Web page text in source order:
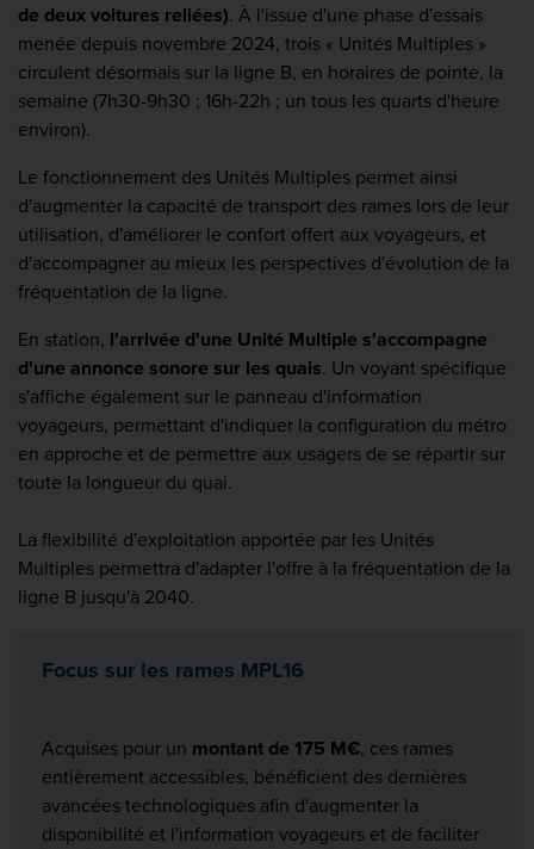
de deux voitures reliées). À l'issue d'une phase d'essais
menée depuis novembre 2024, trois « Unités Multiples »
circulent désormais sur la ligne B, en horaires de pointe, la
semaine (7h30-9h30 ; 16h-22h ; un tous les quarts d'heure
environ).
Le fonctionnement des Unités Multiples permet ainsi
d'augmenter la capacité de transport des rames lors de leur
utilisation, d'améliorer le confort offert aux voyageurs, et
d'accompagner au mieux les perspectives d'évolution de la
fréquentation de la ligne.
En station, l'arrivée d'une Unité Multiple s'accompagne
d'une annonce sonore sur les quais. Un voyant spécifique
s'affiche également sur le panneau d'information
voyageurs, permettant d'indiquer la configuration du métro
en approche et de permettre aux usagers de se répartir sur
toute la longueur du quai.
La flexibilité d'exploitation apportée par les Unités
Multiples permettra d'adapter l'offre à la fréquentation de la
ligne B jusqu'à 2040.
Focus sur les rames MPL16
Acquises pour un montant de 175 M€, ces rames
entièrement accessibles, bénéficient des dernières
avancées technologiques afin d'augmenter la
disponibilité et l'information voyageurs et de faciliter